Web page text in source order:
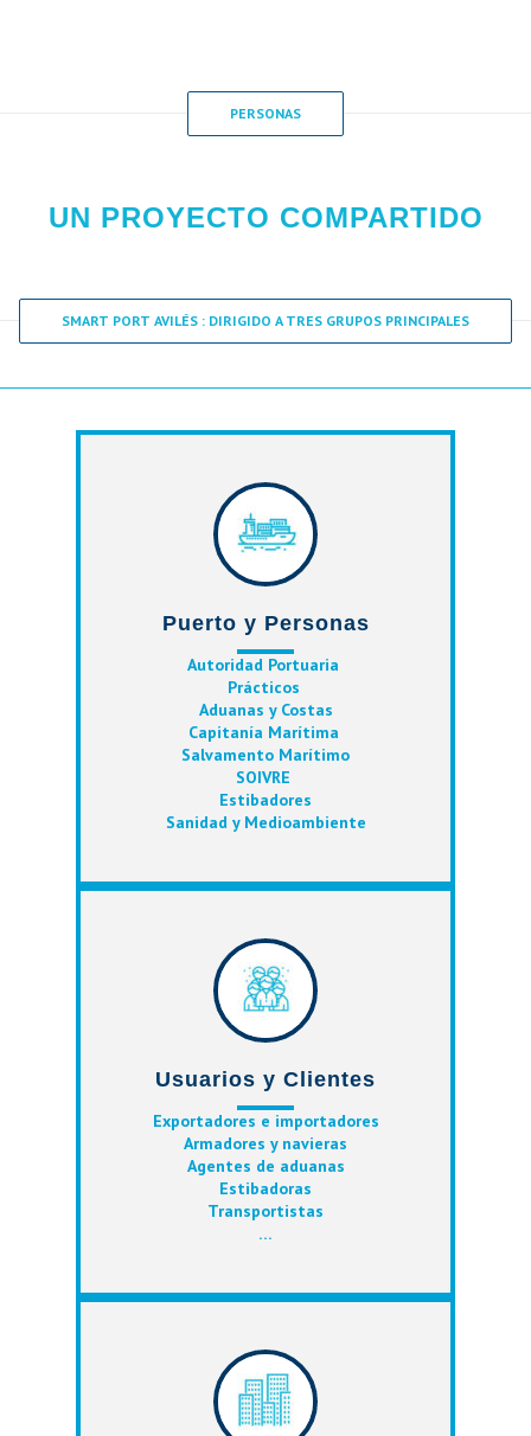
PERSONAS
UN PROYECTO COMPARTIDO
SMART PORT AVILÉS : DIRIGIDO A TRES GRUPOS PRINCIPALES
Puerto y Personas
Autoridad Portuaria
Prácticos
Aduanas y Costas
Capitanía Marítima
Salvamento Marítimo
SOIVRE
Estibadores
Sanidad y Medioambiente
Usuarios y Clientes
Exportadores e importadores
Armadores y navieras
Agentes de aduanas
Estibadoras
Transportistas
…